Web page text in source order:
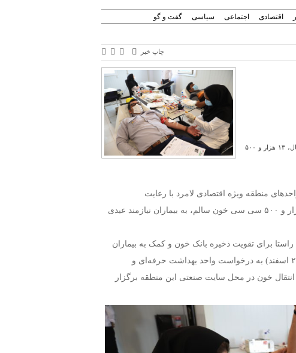
اقتصادی اجتماعی سیاسی
گفت و گو
چاپ خبر
کارکنان نوعدوست منطقه ویژه اقتصادی لامرد به پویش «هدیه سرخ» پیوستند و در پایان سال، ١٣ هزار و ۵۰۰
منطقه ویژه اقتصادی لامرد با رعایت
پروتکل‌های بهداشتی در برنامه اهدای خون شرکت کردند و با اهدای ۱۳ هزار و ۵۰۰ سی سی خون سالم، به بیماران نیازمند عیدی
برای تقویت ذخیره بانک خون و کمک به بیماران
نیازمند، طرح اهدای خون با عنوان پویش «هدیه سرخ» امروز چهارشنبه (۲۷ اسفند) به درخواست واحد بهداشت حرفه‌ای و
خون در محل سایت صنعتی این منطقه برگزار